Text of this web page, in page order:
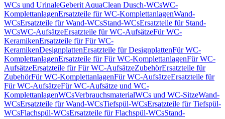
WCs und UrinaleGeberit AquaClean Dusch-WCsWC-
KomplettanlagenErsatzteile für WC-KomplettanlagenWand-
WCsErsatzteile für Wand-WCsStand-WCsErsatzteile für Stand-
WCsWC-AufsätzeErsatzteile für WC-AufsätzeFür WC-
KeramikenErsatzteile für Für WC-
KeramikenDesignplattenErsatzteile für DesignplattenFür WC-
KomplettanlagenErsatzteile für Für WC-KomplettanlagenFür WC-
AufsätzeErsatzteile für Für WC-AufsätzeZubehörErsatzteile für
ZubehörFür WC-KomplettanlagenFür WC-AufsätzeErsatzteile für
Für WC-AufsätzeFür WC-Aufsätze und WC-
KomplettanlagenWCsVerbrauchsmaterialWCs und WC-SitzeWand-
WCsErsatzteile für Wand-WCsTiefspül-WCsErsatzteile für Tiefspül-
WCsFlachspül-WCsErsatzteile für Flachspül-WCsStand-